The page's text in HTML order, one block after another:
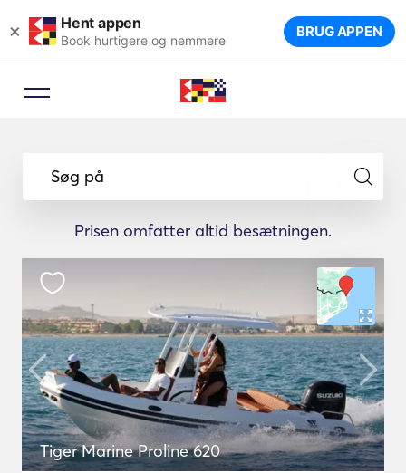
× Hent appen
Book hurtigere og nemmere BRUG APPEN
Søg på
Prisen omfatter altid besætningen.
Tiger Marine Proline 620